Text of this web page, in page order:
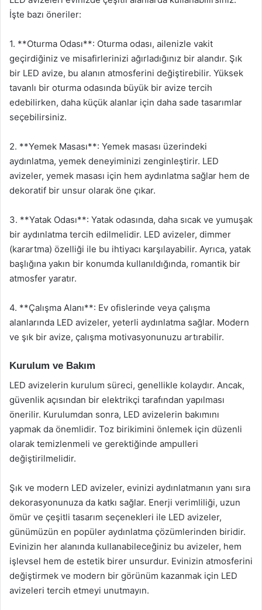
İşte bazı öneriler:
1. **Oturma Odası**: Oturma odası, ailenizle vakit
geçirdiğiniz ve misafirlerinizi ağırladığınız bir alandır. Şık
bir LED avize, bu alanın atmosferini değiştirebilir. Yüksek
tavanlı bir oturma odasında büyük bir avize tercih
edebilirken, daha küçük alanlar için daha sade tasarımlar
seçebilirsiniz.
2. **Yemek Masası**: Yemek masası üzerindeki
aydınlatma, yemek deneyiminizi zenginleştirir. LED
avizeler, yemek masası için hem aydınlatma sağlar hem de
dekoratif bir unsur olarak öne çıkar.
3. **Yatak Odası**: Yatak odasında, daha sıcak ve yumuşak
bir aydınlatma tercih edilmelidir. LED avizeler, dimmer
(karartma) özelliği ile bu ihtiyacı karşılayabilir. Ayrıca, yatak
başlığına yakın bir konumda kullanıldığında, romantik bir
atmosfer yaratır.
4. **Çalışma Alanı**: Ev ofislerinde veya çalışma
alanlarında LED avizeler, yeterli aydınlatma sağlar. Modern
ve şık bir avize, çalışma motivasyonunuzu artırabilir.
Kurulum ve Bakım
LED avizelerin kurulum süreci, genellikle kolaydır. Ancak,
güvenlik açısından bir elektrikçi tarafından yapılması
önerilir. Kurulumdan sonra, LED avizelerin bakımını
yapmak da önemlidir. Toz birikimini önlemek için düzenli
olarak temizlenmeli ve gerektiğinde ampulleri
değiştirilmelidir.
Şık ve modern LED avizeler, evinizi aydınlatmanın yanı sıra
dekorasyonunuza da katkı sağlar. Enerji verimliliği, uzun
ömür ve çeşitli tasarım seçenekleri ile LED avizeler,
günümüzün en popüler aydınlatma çözümlerinden biridir.
Evinizin her alanında kullanabileceğiniz bu avizeler, hem
işlevsel hem de estetik birer unsurdur. Evinizin atmosferini
değiştirmek ve modern bir görünüm kazanmak için LED
avizeleri tercih etmeyi unutmayın.